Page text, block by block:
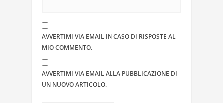
AVVERTIMI VIA EMAIL IN CASO DI RISPOSTE AL
MIO COMMENTO.
AVVERTIMI VIA EMAIL ALLA PUBBLICAZIONE DI
UN NUOVO ARTICOLO.